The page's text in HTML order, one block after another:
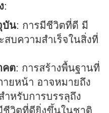
:
บัน: การมีชีวิตที่ดี มี
บความสำเร็จในสิ่งที่
คต: การสร้างพื้นฐานที่
ยหน้า อาจหมายถึง
ำหรับการบรรลุถึง
ชีวิตที่ดียิ่งขึ้นในชาติ